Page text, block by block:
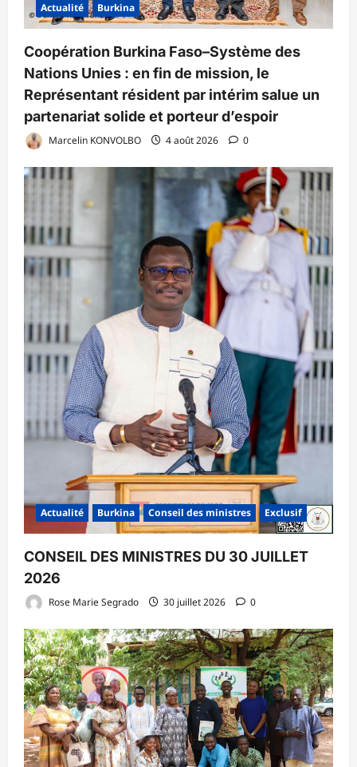
Actualité Burkina
Coopération Burkina Faso–Système des
Nations Unies : en fin de mission, le
Représentant résident par intérim salue un
partenariat solide et porteur d’espoir
Marcelin KONVOLBO 4 août 2026 0
Actualité Burkina Conseil des ministres Exclusif
CONSEIL DES MINISTRES DU 30 JUILLET
2026
Rose Marie Segrado 30 juillet 2026 0